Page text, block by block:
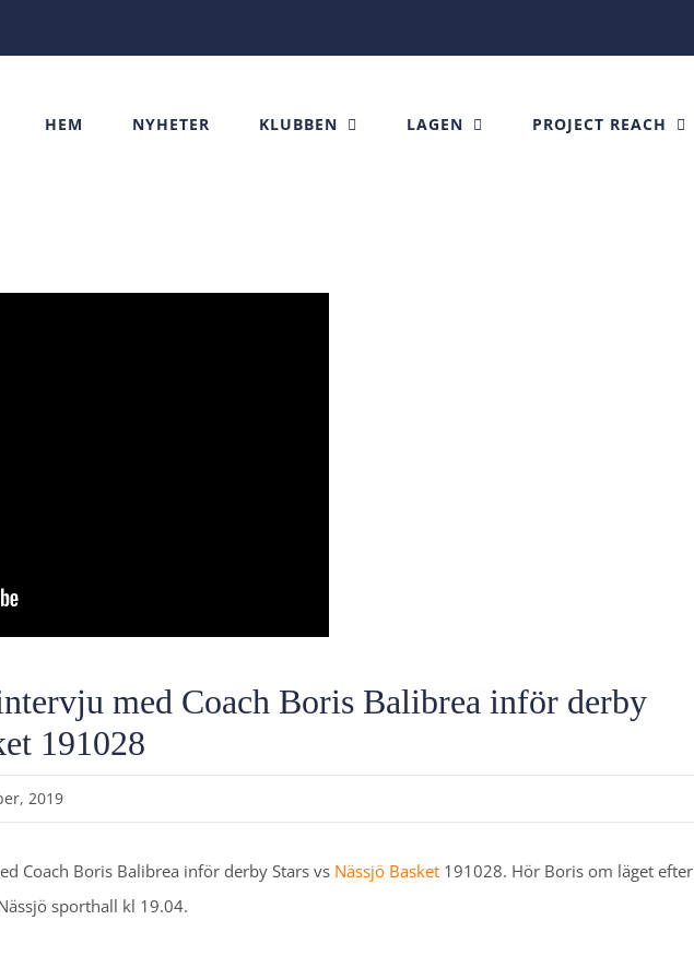
HEM NYHETER KLUBBEN LAGEN PROJECT REACH
med Coach Boris Balibrea inför derby
191028
2019
Coach Boris Balibrea inför derby Stars vs Nässjö Basket 191028. Hör Boris om läget efter
sporthall kl 19.04.